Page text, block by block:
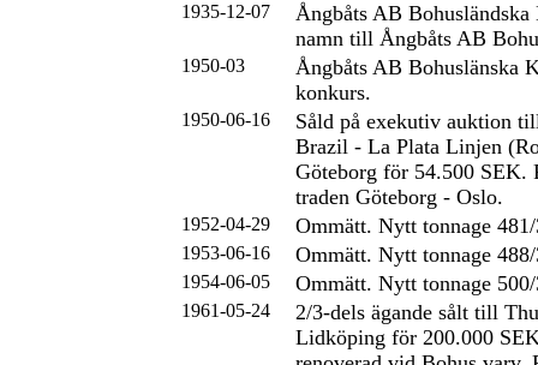
1935-12-07
Ångbåts AB Bohusländska
namn till Ångbåts AB
1950-03
Ångbåts AB Bohuslänska
konkurs.
1950-06-16
Såld på exekutiv auktion
Brazil - La Plata Linjen
Göteborg för 54.500 SEK.
traden Göteborg - Oslo.
1952-04-29 Ommätt. Nytt tonnage
1953-06-16 Ommätt. Nytt tonnage
1954-06-05 Ommätt. Nytt tonnage
1961-05-24
2/3-dels ägande sålt till
Lidköping för 200.000